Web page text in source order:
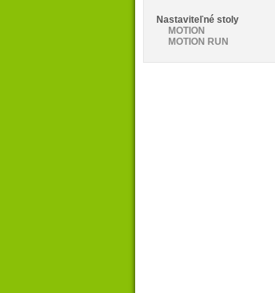
Nastaviteľné stoly
MOTION
MOTION RUN